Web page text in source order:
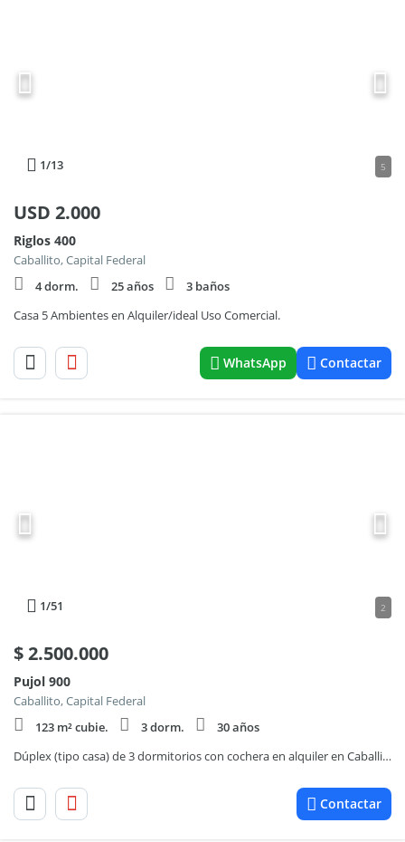
1/13 5
USD 2.000
Riglos 400
Caballito, Capital Federal
4 dorm.
25 años
3 baños
Casa 5 Ambientes en Alquiler/ideal Uso Comercial.
WhatsApp Contactar
1/51 2
$2.500.000
Pujol 900
Caballito, Capital Federal
123 m² cubie.
3 dorm.
30 años
Dúplex (tipo casa) de 3 dormitorios con cochera en alquiler en Caballito.
Contactar